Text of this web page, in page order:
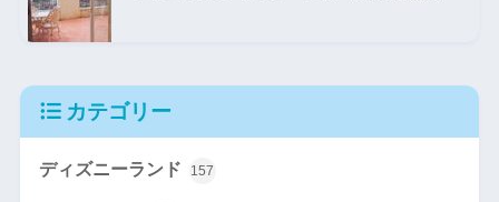
カテゴリー
ディズニーランド 157